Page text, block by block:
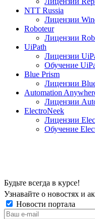
NTT Russia
Лицензии
Roboteur
Лицензии
UiPath
Лицензии
Обучение
Blue Prism
Лицензии
Automation
Лицензии
ElectroNeek
Лицензии
Обучение
Будьте всегда в курсе!
Узнавайте о новостях и
Новости портала